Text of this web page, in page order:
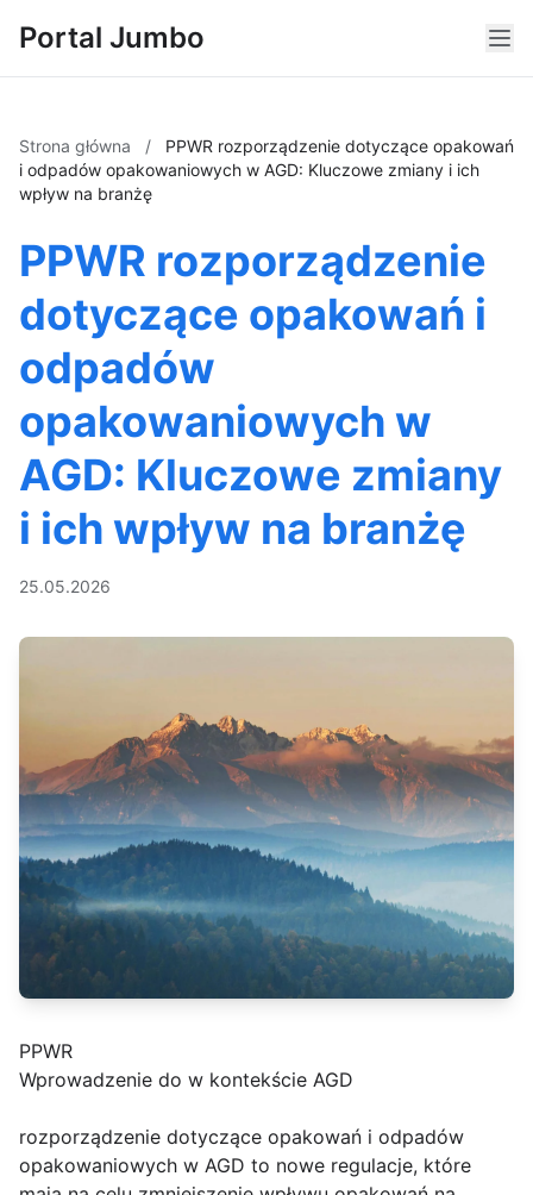
Portal Jumbo
Strona główna /
PPWR rozporządzenie dotyczące opakowań
i odpadów opakowaniowych w AGD: Kluczowe zmiany i ich
wpływ na branżę
PPWR rozporządzenie
dotyczące opakowań i
odpadów
opakowaniowych w
AGD: Kluczowe zmiany
i ich wpływ na branżę
25.05.2026
PPWR
Wprowadzenie do w kontekście AGD
rozporządzenie dotyczące opakowań i odpadów
opakowaniowych w AGD to nowe regulacje, które